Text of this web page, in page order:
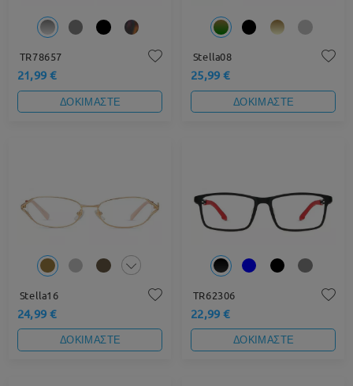
TR78657
21,99 €
ΔΟΚΙΜΑΣΤΕ
Stella08
25,99 €
ΔΟΚΙΜΑΣΤΕ
Stella16
24,99 €
ΔΟΚΙΜΑΣΤΕ
TR62306
22,99 €
ΔΟΚΙΜΑΣΤΕ